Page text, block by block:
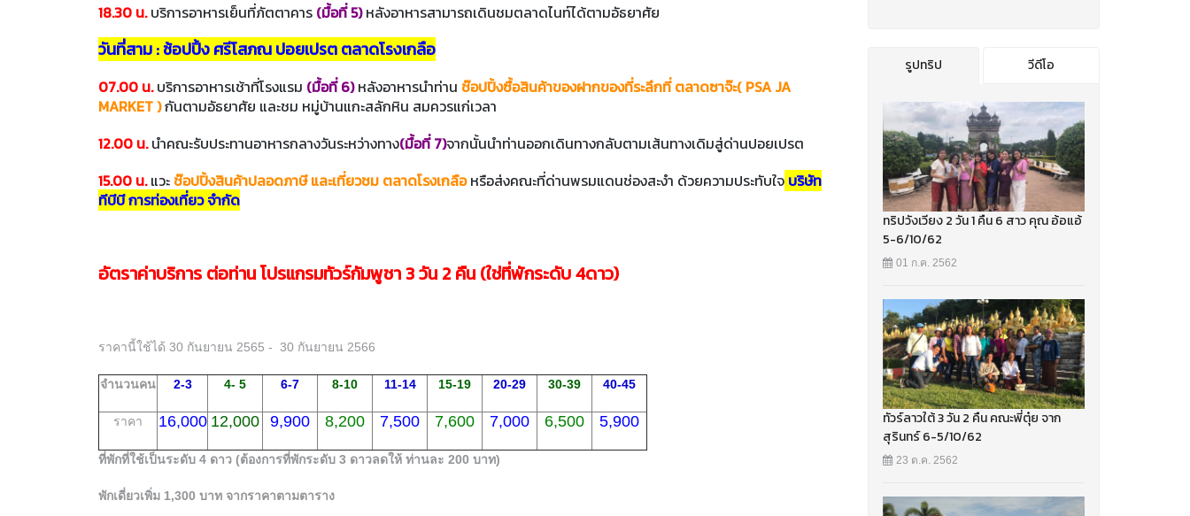
18.30 น.บริการอาหารเย็นที่ภัตตาคาร (มื้อที่ 5)หลังอาหารสามารถเดินชมตลาดไนท์ได้ตามอัธยาศัย
วันที่สาม : ช้อปปิ้ง ศรีโสภณ ปอยเปรต ตลาดโรงเกลือ
07.00 น.บริการอาหารเช้าที่โรงแรม (มื้อที่ 6)หลังอาหารนำท่าน ช๊อปปิ้งซื้อสินค้าของฝากของที่ระลึกที่ ตลาดซาจ๊ะ( PSA JA
MARKET )กันตามอัธยาศัย และชม หมู่บ้านแกะสลักหิน สมควรแก่เวลา
12.00 น.นำคณะรับประทานอาหารกลางวันระหว่างทาง(มื้อที่ 7)จากนั้นนำท่านออกเดินทางกลับตามเส้นทางเดิมสู่ด่านปอยเปรต
15.00 น.แวะช๊อปปิ้งสินค้าปลอดภาษี และเที่ยวชม ตลาดโรงเกลือหรือส่งคณะที่ด่านพรมแดนช่องสะงำ ด้วยความประทับใจ บริษัท
ทีบีบี การท่องเที่ยว จำกัด
อัตราค่าบริการ ต่อท่าน โปรแกรมทัวร์กัมพูชา 3 วัน 2 คืน (ใช่ที่พักระดับ 4ดาว)
ราคานี้ใช้ได้ 30 กันยายน 2565 - 30 กันยายน 2566
จำนวนคน 2-3 4- 5 6-7 8-10 11-14 15-19 20-29 30-39 40-45
ราคา 16,000 12,000 9,900 8,200 7,500 7,600 7,000 6,500 5,900
ที่พักที่ใช้เป็นระดับ 4 ดาว (ต้องการที่พักระดับ 3 ดาวลดให้ ท่านละ 200 บาท)
พักเดี่ยวเพิ่ม 1,300 บาท จากราคาตามตาราง
รูปทริป วีดีโอ
ทริปวังเวียง 2 วัน 1 คืน 6 สาว คุณ อ้อแอ้
5-6/10/62
01 ก.ค. 2562
ทัวร์ลาวใต้ 3 วัน 2 คืน คณะพี่ตุ๋ย จาก
สุรินทร์ 6-5/10/62
23 ต.ค. 2562